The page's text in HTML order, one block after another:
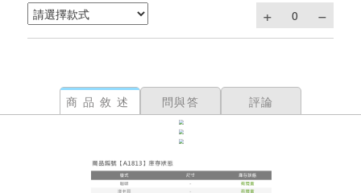
商品敘述 問與答 評論